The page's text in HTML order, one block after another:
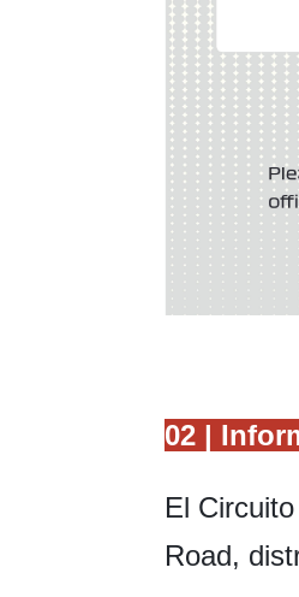
02 |
El
Road,